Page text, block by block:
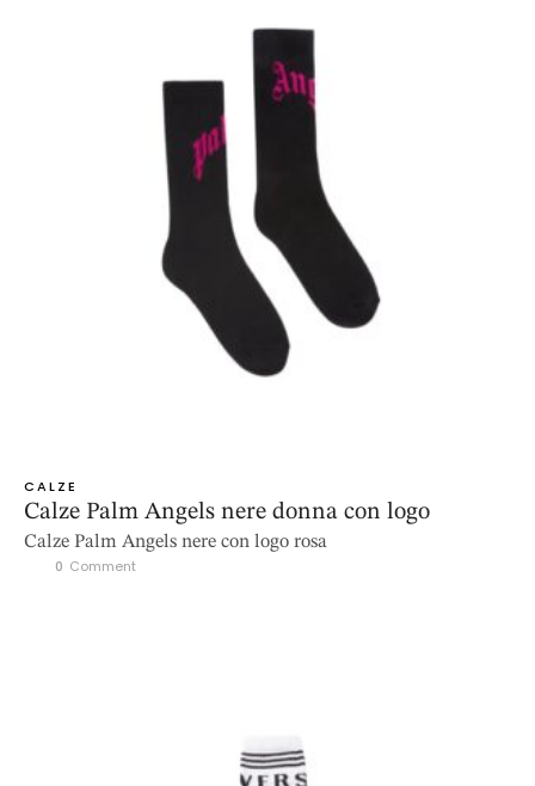
CALZE
Calze Palm Angels nere donna con logo
Calze Palm Angels nere con logo rosa
0 Comment